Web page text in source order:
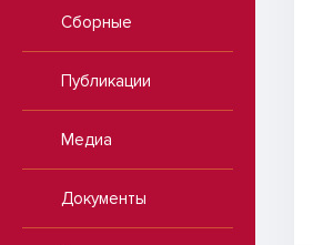
Сборные
Публикации
Медиа
Документы